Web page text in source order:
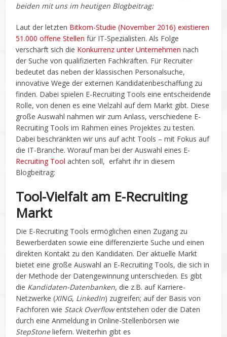
beiden mit uns im heutigen Blogbeitrag:
Laut der letzten Bitkom-Studie (November 2016) existieren
51.000 offene Stellen für IT-Spezialisten. Als Folge
verschärft sich die Konkurrenz unter Unternehmen nach
der Suche von qualifizierten Fachkräften. Für Recruiter
bedeutet das neben der klassischen Personalsuche,
innovative Wege der externen Kandidatenbeschaffung zu
finden. Dabei spielen E-Recruiting Tools eine entscheidende
Rolle, von denen es eine Vielzahl auf dem Markt gibt. Diese
große Auswahl nahmen wir zum Anlass, verschiedene E-
Recruiting Tools im Rahmen eines Projektes zu testen.
Dabei beschränkten wir uns auf acht Tools – mit Fokus auf
die IT-Branche. Worauf man bei der Auswahl eines E-
Recruiting Tool achten soll, erfahrt ihr in diesem
Blogbeitrag:
Tool-Vielfalt am E-Recruiting
Markt
Die E-Recruiting Tools ermöglichen einen Zugang zu
Bewerberdaten sowie eine differenzierte Suche und einen
direkten Kontakt zu den Kandidaten. Der aktuelle Markt
bietet eine große Auswahl an E-Recruiting Tools, die sich in
der Methode der Datengewinnung unterschieden. Es gibt
die Kandidaten-Datenbanken, die z.B. auf Karriere-
Netzwerke (XING, LinkedIn) zugreifen; auf der Basis von
Fachforen wie Stack Overflowentstehen oder die Daten
durch eine Anmeldung in Online-Stellenbörsen wie
StepStoneliefern. Weiterhin gibt es